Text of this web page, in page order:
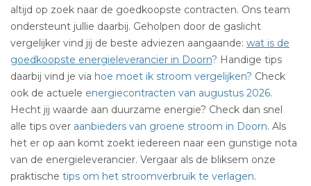
altijd op zoek naar de goedkoopste contracten. Ons team
ondersteunt jullie daarbij. Geholpen door de gaslicht
vergelijker vind jij de beste adviezen aangaande: wat is de
goedkoopste energieleverancier in Doorn? Handige tips
daarbij vind je via hoe moet ik stroom vergelijken? Check
ook de actuele energiecontracten van augustus 2026.
Hecht jij waarde aan duurzame energie? Check dan snel
alle tips over aanbieders van groene stroom in Doorn. Als
het er op aan komt zoekt iedereen naar een gunstige nota
van de energieleverancier. Vergaar als de bliksem onze
praktische tips om het stroomverbruik te verlagen.